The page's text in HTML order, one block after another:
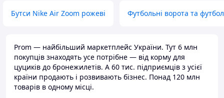
Бутси Nike Air Zoom рожеві Футбольні ворота та
Prom — найбільший маркетплейс України. Тут 6 млн
покупців знаходять усе потрібне — від корму для
цуциків до бронежилетів. А 60 тис. підприємців з усієї
країни продають і розвивають бізнес. Понад 120 млн
товарів в одному місці.